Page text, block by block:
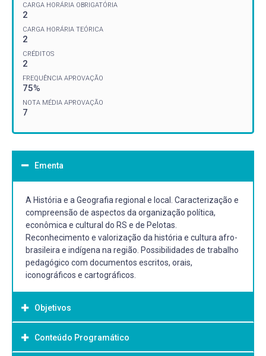
CARGA HORÁRIA OBRIGATÓRIA
2
CARGA HORÁRIA TEÓRICA
2
CRÉDITOS
2
FREQUÊNCIA APROVAÇÃO
75%
NOTA MÉDIA APROVAÇÃO
7
Ementa
A História e a Geografia regional e local. Caracterização e
compreensão de aspectos da organização política,
econômica e cultural do RS e de Pelotas.
Reconhecimento e valorização da história e cultura afro-
brasileira e indígena na região. Possibilidades de trabalho
pedagógico com documentos escritos, orais,
iconográficos e cartográficos.
Objetivos
Objetivo Geral:
Conteúdo Programático